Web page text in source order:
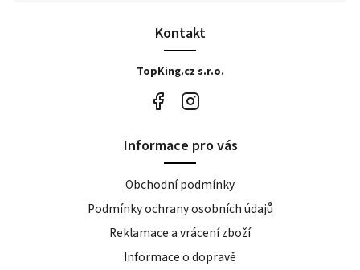
Kontakt
TopKing.cz s.r.o.
Informace pro vás
Obchodní podmínky
Podmínky ochrany osobních údajů
Reklamace a vrácení zboží
Informace o dopravě